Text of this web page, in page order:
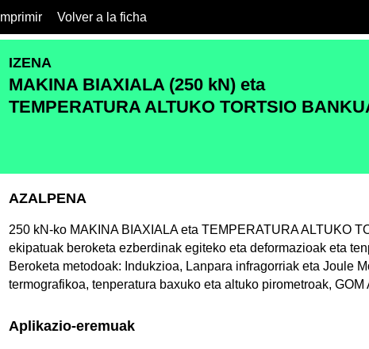
Imprimir Volver a la ficha
IZENA
MAKINA BIAXIALA (250 kN) eta
TEMPERATURA ALTUKO TORTSIO
AZALPENA
250 kN-ko MAKINA BIAXIALA eta TEMPERATURA ALTUKO
ekipatuak beroketa ezberdinak egiteko eta deformazioak eta
Beroketa metodoak: Indukzioa, Lanpara infragorriak eta Joule
termografikoa, tenperatura baxuko eta altuko pirometroak, GOM
Aplikazio-eremuak